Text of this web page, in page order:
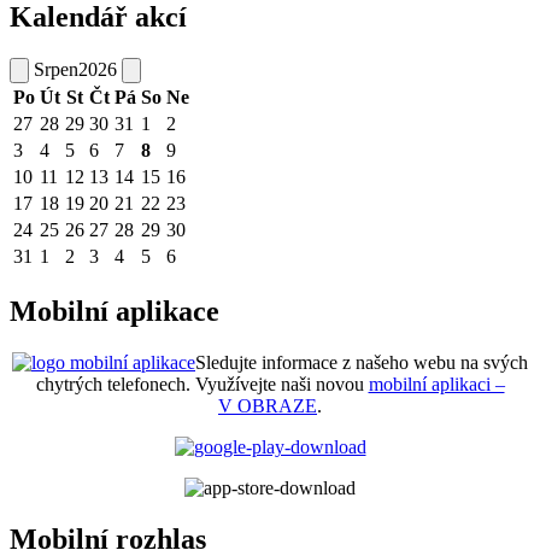
Kalendář akcí
Srpen2026
Po Út St Čt Pá So Ne
27 28 29 30 31 1
2
3
4 5 6 7 8
9
10 11 12 13 14 15 16
17 18 19 20 21 22 23
24 25 26 27 28 29 30
31 1 2 3 4 5 6
Mobilní aplikace
Sledujte informace z našeho webu na svých
chytrých telefonech. Využívejte naši novou mobilní aplikaci –
V OBRAZE.
Mobilní rozhlas